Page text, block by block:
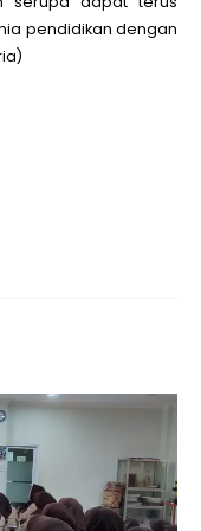
pendidikan dengan